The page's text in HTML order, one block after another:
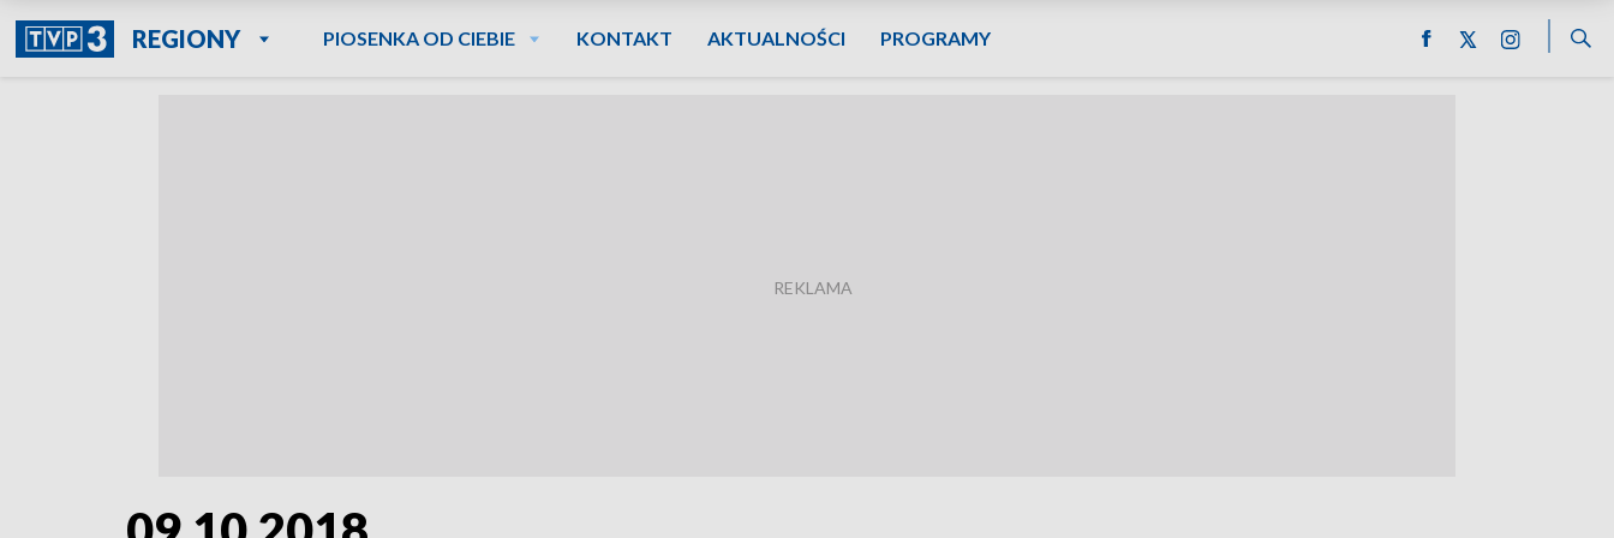
REGIONY PIOSENKA OD CIEBIE KONTAKT AKTUALNOŚCI PROGRAMY